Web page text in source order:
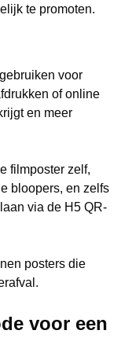
te promoten.
voor
of online
en meer
filmposter zelf,
bloopers, en zelfs
via de H5 QR-
posters die
voor een